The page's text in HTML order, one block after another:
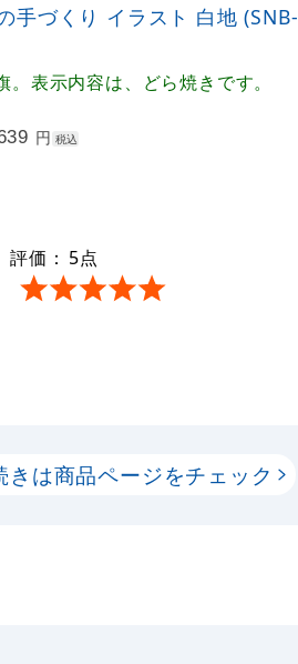
手づくり イラスト 白地 (SNB-
表示内容は、どら焼きです。
円 税込
評価： 5点
きは商品ページをチェック